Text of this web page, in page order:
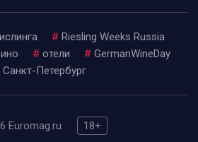
# Riesling Weeks Russia
# отели # GermanWineDay
Санкт-Петербург
Euromag.ru
18+